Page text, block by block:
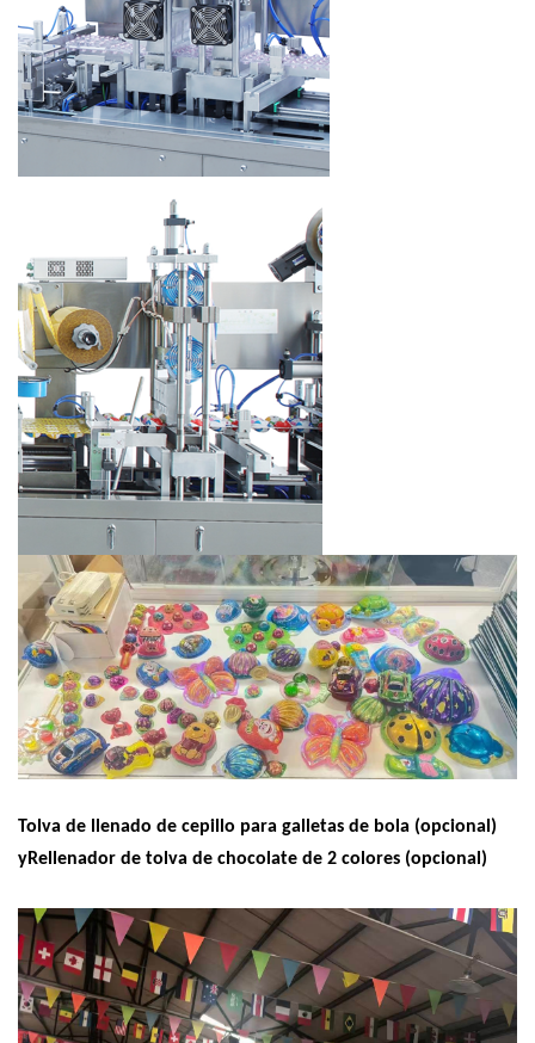
Tolva de llenado de cepillo para galletas de bola (opcional)
yRellenador de tolva de chocolate de 2 colores (opcional)